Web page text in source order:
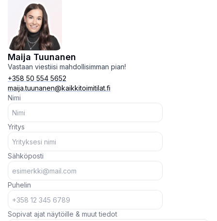
Maija Tuunanen
Vastaan viestiisi mahdollisimman pian!
+358 50 554 5652
maija.tuunanen@kaikkitoimitilat.fi
Nimi
Yritys
Sähköposti
Puhelin
Sopivat ajat näytöille & muut tiedot